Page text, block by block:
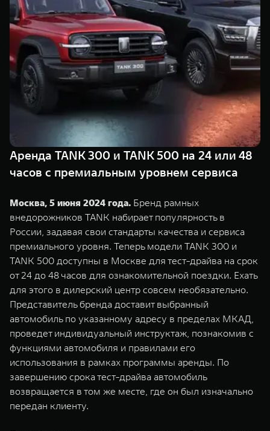
TANK 500
от 6 499 000 ₽
TANK 700
Сила
от 10 199
WEY 07
Расширяя границы комфорта
от 6 149 000 ₽
WEY 05
Эстетика
TANK Финансы
Корпоративным клиентам
TANK ФИНАНСЫ
TANK Кредит
TANK Лизинг
TANK Страхование
Сервис
Специальные предложения
Моторные масла
ЦИФРОВЫЕ СЕРВИСЫ TANK
Цифровые сервисы TANK
Аренда TANK 300 и TANK 500 на 24 или 48
часов с премиальным уровнем сервиса
Москва, 5 июня 2024 года. Бренд рамных
внедорожников TANK набирает популярность в
России, задавая свои стандарты качества и сервиса
премиального уровня. Теперь модели TANK 300 и
TANK 500 доступны в Москве для тест-драйва на срок
от 24 до 48 часов для ознакомительной поездки. Ехать
для этого в дилерский центр совсем необязательно.
Представитель бренда доставит выбранный
автомобиль по указанному адресу в пределах МКАД,
проведет индивидуальный инструктаж, познакомив с
функциями автомобиля и правилами его
использования в рамках программы аренды. По
завершению срока тест-драйва автомобиль
возвращается в том же месте, где он был изначально
передан клиенту.